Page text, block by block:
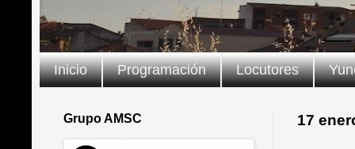
Inicio Programación Locutores
17
Grupo AMSC